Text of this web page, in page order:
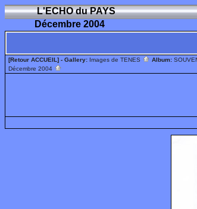
L'ECHO du PAYS
Décembre 2004
[Retour ACCUEIL] - Gallery: Images de TENES Album:
Décembre 2004